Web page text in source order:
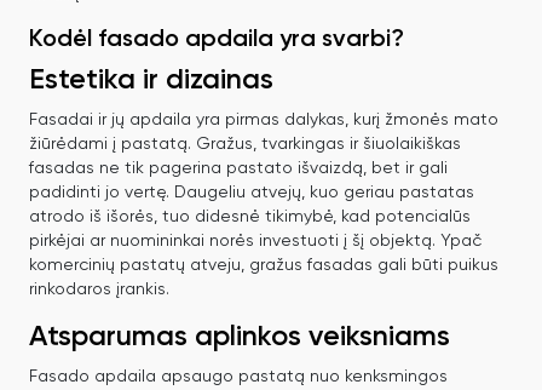
Kodėl fasado apdaila yra svarbi?
Estetika ir dizainas
Fasadai ir jų apdaila yra pirmas dalykas, kurį žmonės mato
žiūrėdami į pastatą. Gražus, tvarkingas ir šiuolaikiškas
fasadas ne tik pagerina pastato išvaizdą, bet ir gali
padidinti jo vertę. Daugeliu atvejų, kuo geriau pastatas
atrodo iš išorės, tuo didesnė tikimybė, kad potencialūs
pirkėjai ar nuomininkai norės investuoti į šį objektą. Ypač
komercinių pastatų atveju, gražus fasadas gali būti puikus
rinkodaros įrankis.
Atsparumas aplinkos veiksniams
Fasado apdaila apsaugo pastatą nuo kenksmingos